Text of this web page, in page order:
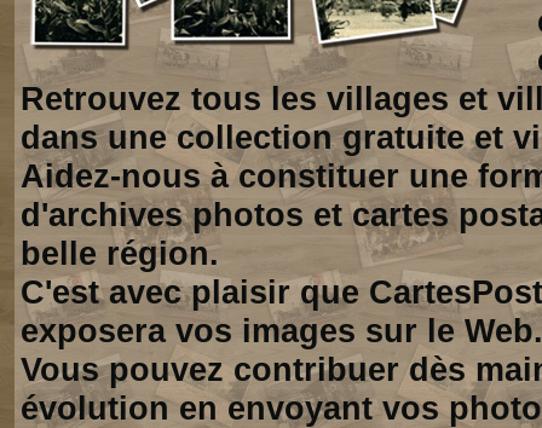
Retrouvez tous les villages et
dans une collection gratuite et
Aidez-nous à constituer une
d'archives photos et cartes
belle région.
C'est avec plaisir que
exposera vos images sur le Web.
Vous pouvez contribuer dès
évolution en envoyant vos